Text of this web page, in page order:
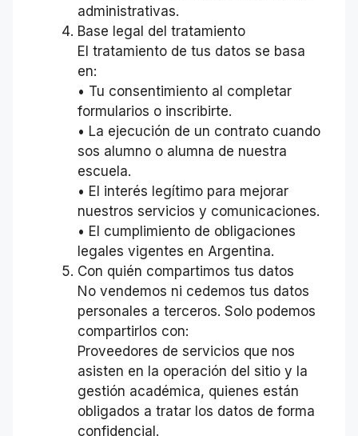
administrativas.
Base legal del tratamiento
El tratamiento de tus datos se basa
en:
• Tu consentimiento al completar
formularios o inscribirte.
• La ejecución de un contrato cuando
sos alumno o alumna de nuestra
escuela.
• El interés legítimo para mejorar
nuestros servicios y comunicaciones.
• El cumplimiento de obligaciones
legales vigentes en Argentina.
Con quién compartimos tus datos
No vendemos ni cedemos tus datos
personales a terceros. Solo podemos
compartirlos con:
Proveedores de servicios que nos
asisten en la operación del sitio y la
gestión académica, quienes están
obligados a tratar los datos de forma
confidencial.